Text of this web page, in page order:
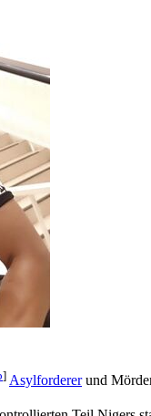
] Asylfordererund